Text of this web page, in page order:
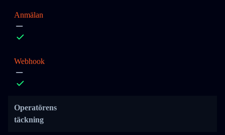
Anmälan
Webhook
Operatörens
täckning